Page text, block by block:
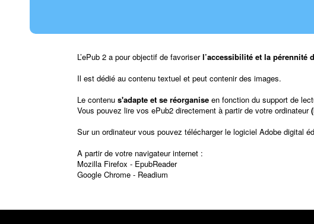
L’ePub 2 a pour objectif de favoriserl’accessibilité et la pérennité
Il est dédié au contenu textuel et peut contenir des images.
Le contenu s'adapte et se réorganise en fonction du support de
Vous pouvez lire vos ePub2 directement à partir de votre ordinateur
Sur un ordinateur vous pouvez télécharger le logiciel Adobe digital
A partir de votre navigateur internet :
Mozilla Firefox - EpubReader
Google Chrome - Readium